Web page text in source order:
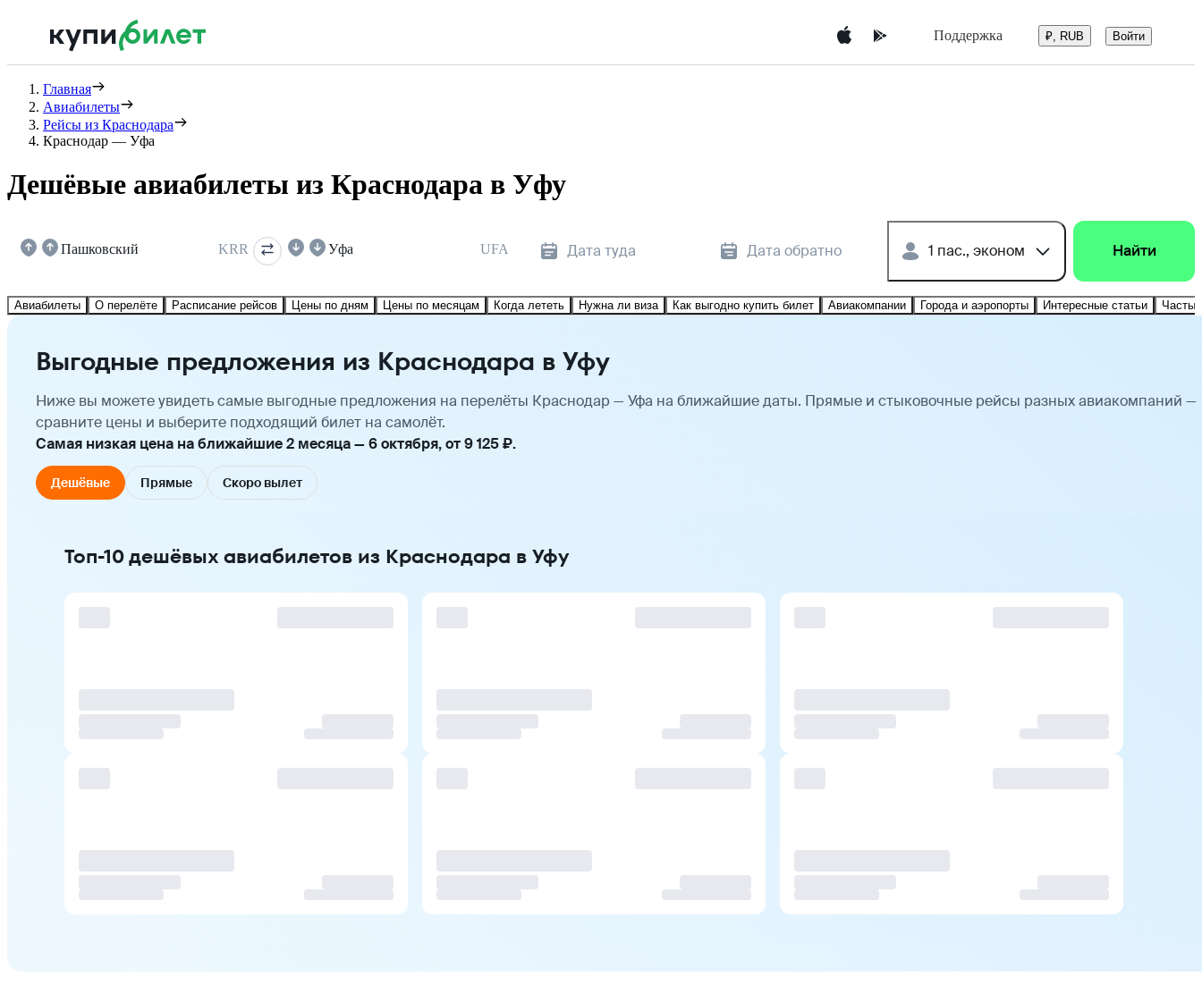
Поддержка ₽, RUB Войти
Главная
Авиабилеты
Рейсы из Краснодара
Краснодар — Уфа
Дешёвые авиабилеты из Краснодара в Уфу
Пашковский KRR Уфа UFA Дата туда Дата обратно 1 пас., эконом Найти
Авиабилеты О перелёте Расписание рейсов Цены по дням Цены по месяцам Когда лететь Нужна ли виза Как выгодно купить билет Авиакомпании Города и аэропорты Интересные статьи
Выгодные предложения из Краснодара в Уфу
Ниже вы можете увидеть самые выгодные предложения на перелёты Краснодар — Уфа на ближайшие даты. Прямые и стыковочные рейсы разных авиакомпаний —
сравните цены и выберите подходящий билет на самолёт.
Самая низкая цена на ближайшие 2 месяца — 6 октября, от 9 125 ₽.
Дешёвые Прямые Скоро вылет
Топ-10 дешёвых авиабилетов из Краснодара в Уфу